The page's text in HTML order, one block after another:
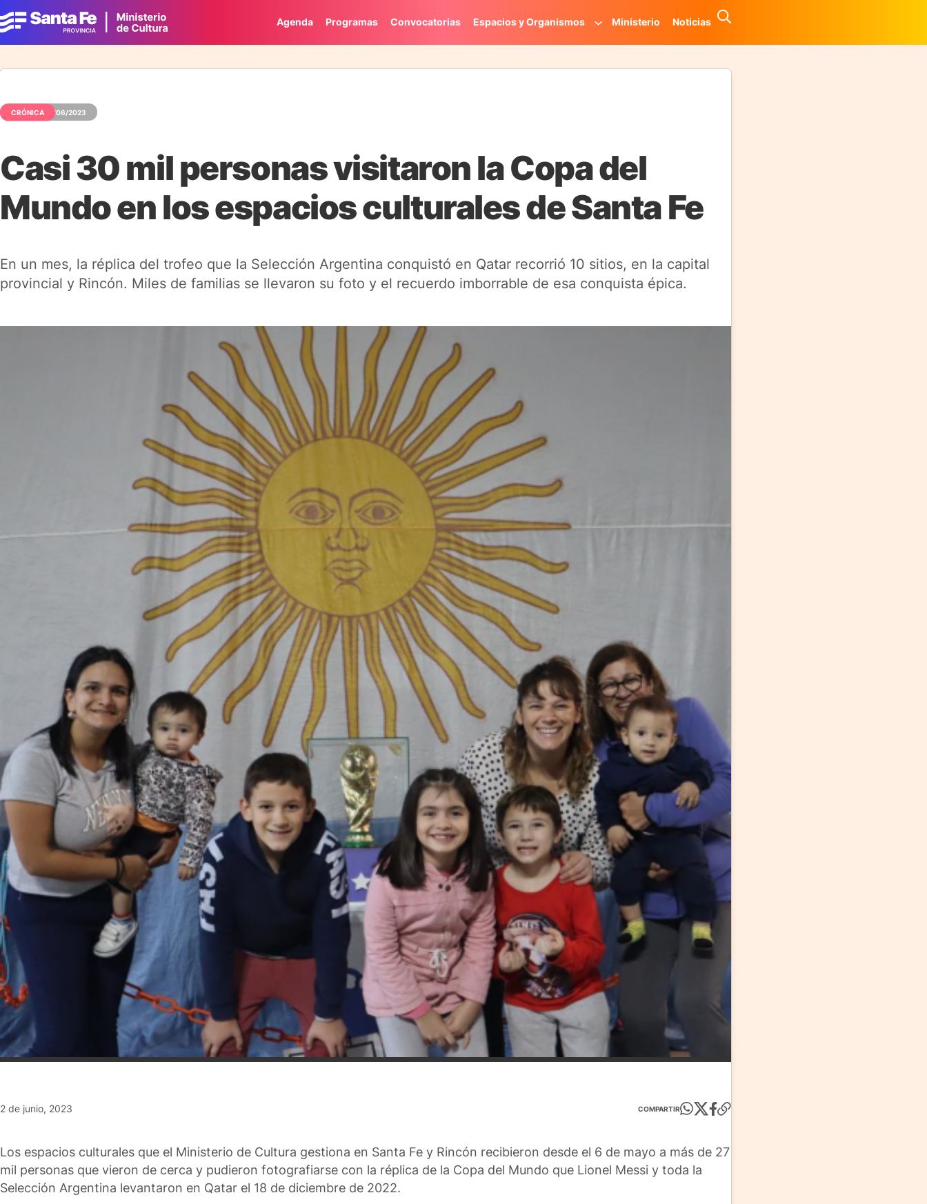
Agenda Programas Convocatorias Espacios y Organismos Ministerio Noticias
CRÓNICA 02/06/2023
Casi 30 mil personas visitaron la Copa del
Mundo en los espacios culturales de Santa Fe
En un mes, la réplica del trofeo que la Selección Argentina conquistó en Qatar recorrió 10 sitios, en la capital
provincial y Rincón. Miles de familias se llevaron su foto y el recuerdo imborrable de esa conquista épica.
2 de junio, 2023 COMPARTIR
Los espacios culturales que el Ministerio de Cultura gestiona en Santa Fe y Rincón recibieron desde el 6 de mayo a más de 27
mil personas que vieron de cerca y pudieron fotografiarse con la réplica de la Copa del Mundo que Lionel Messi y toda la
Selección Argentina levantaron en Qatar el 18 de diciembre de 2022.